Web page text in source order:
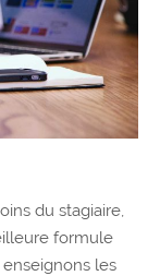
du stagiaire,
formule
les